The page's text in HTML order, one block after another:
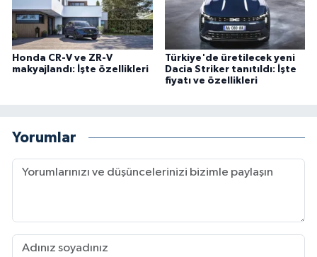
Honda CR-V ve ZR-V
makyajlandı: İşte özellikleri
Türkiye'de üretilecek yeni
Dacia Striker tanıtıldı: İşte
fiyatı ve özellikleri
Yorumlar